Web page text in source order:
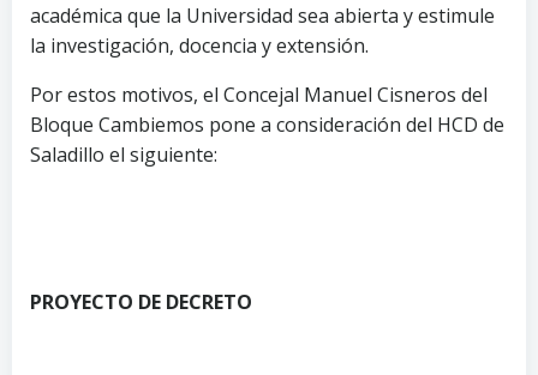
académica que la Universidad sea abierta y estimule
la investigación, docencia y extensión.
Por estos motivos, el Concejal Manuel Cisneros del
Bloque Cambiemos pone a consideración del HCD de
Saladillo el siguiente:
PROYECTO DE DECRETO